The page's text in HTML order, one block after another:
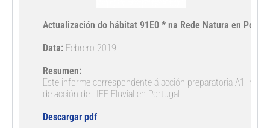
Actualización do hábitat 91E0 * na Rede Natura en
Data: Febrero 2019
Resumen:
Este informe correspondente á acción preparatoria A1
de acción de LIFE Fluvial en Portugal
Descargar pdf